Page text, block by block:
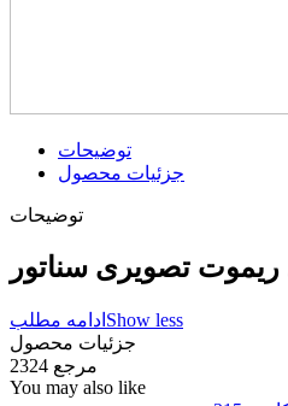
توضیحات
جزئیات محصول
توضیحات
تصویری سناتور
ادامه مطلب Show less
جزئیات محصول
مرجع 2324
You may also like